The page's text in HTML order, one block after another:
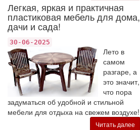
Легкая, яркая и практичная
пластиковая мебель для дома,
дачи и сада!
30-06-2025
Лето в
самом
разгаре, а
это значит,
что пора
задуматься об удобной и стильной
мебели для отдыха на свежем воздухе!
Читать далее